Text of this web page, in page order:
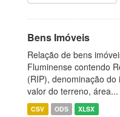
Bens Imóveis
Relação de bens
Fluminense contendo
(RIP), denominação do
valor do terreno, área...
CSV ODS XLSX